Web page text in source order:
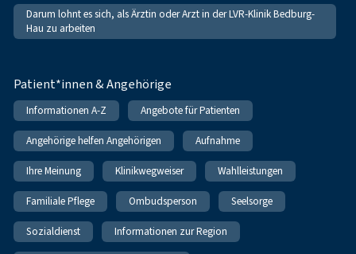
Darum lohnt es sich, als Ärztin oder Arzt in der LVR-Klinik Bedburg-
Hau zu arbeiten
Patient*innen & Angehörige
Informationen A-Z Angebote für Patienten
Angehörige helfen Angehörigen Aufnahme
Ihre Meinung Klinikwegweiser Wahlleistungen
Familiale Pflege Ombudsperson Seelsorge
Sozialdienst Informationen zur Region